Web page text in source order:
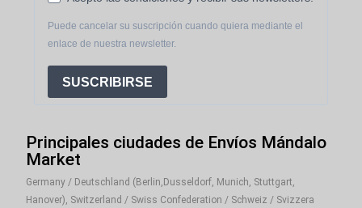
Puede cancelar su suscripción cuando quiera mediante el
enlace de nuestra newsletter.
SUSCRIBIRSE
Principales ciudades de Envíos Mándalo
Market
Germany / Deutschland (Berlin,Dusseldorf, Munich, Stuttgart,
Hanover), Switzerland / Swiss Confederation / Schweiz / Svizzera